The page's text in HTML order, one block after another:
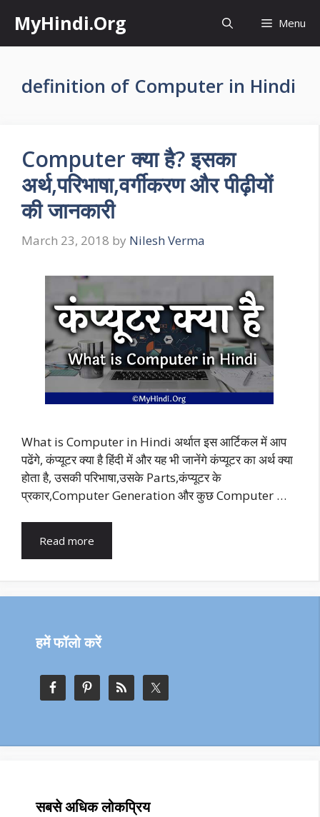
content
MyHindi.Org Menu
definition of Computer in Hindi
Computer क्या है? इसका
अर्थ,परिभाषा,वर्गीकरण और पीढ़ीयों
की जानकारी
March 23, 2018 by Nilesh Verma
What is Computer in Hindi अर्थात इस आर्टिकल में आप
पढेंगे, कंप्यूटर क्या है हिंदी में और यह भी जानेंगे कंप्यूटर का अर्थ क्या
होता है, उसकी परिभाषा,उसके Parts,कंप्यूटर के
प्रकार,Computer Generation और कुछ Computer …
Read more
हमें फॉलो करें
सबसे अधिक लोकप्रिय